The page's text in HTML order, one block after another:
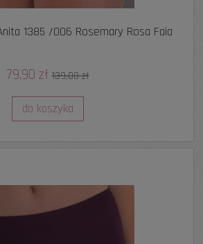
1385 /006 Rosemary Rosa Faia
79,90 zł 139,00 zł
do koszyka